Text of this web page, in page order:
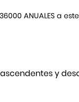
ANUALES a
y